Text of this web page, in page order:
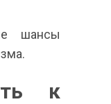
шансы
к